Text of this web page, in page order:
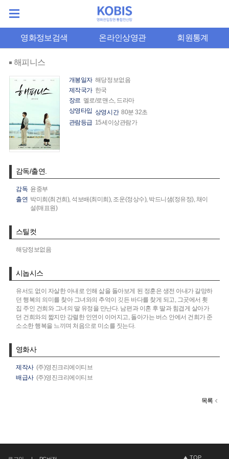
영화정보검색 온라인상영관 회원통계
해피니스
개봉일자 해당정보없음
제작국가 한국
장르 멜로/로맨스, 드라마
상영타입 상영시간 80분 32초
관람등급 15세이상관람가
감독/출연.
감독 윤중부
출연 박미희(최건희), 석보배(최미희), 조운(정상수), 박드니샘(정유정),채이
설(매표원)
스틸컷
해당정보없음
시놉시스
유서도 없이 자살한 아내로 인해 삶을 돌아보게 된 정훈은 생전 아내가 갈망하
던 행복의 의미를 찾아 그녀와의 추억이 깃든 바다를 찾게 되고, 그곳에서 횟
집 주인 건희와 그녀의 딸 유정을 만난다. 남편과 이혼 후 딸과 힘겹게 살아가
던 건희와의 짧지만 강렬한 인연이 이어지고, 돌아가는 버스 안에서 건희가 준
소소한 행복을 느끼며 처음으로 미소를 짓는다.
영화사
제작사 (주)영진크리에이티브
배급사 (주)영진크리에이티브
목록
TOP